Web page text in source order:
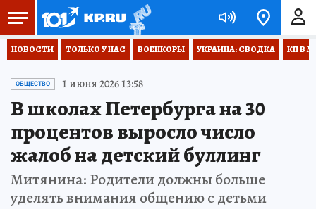
НОВОСТИ ТОЛЬКО У НАС ВОЕНКОРЫ УКРАИНА: СВОДКА КП В
ОБЩЕСТВО 1 июня 2026 13:58
В школах Петербурга на 30
процентов выросло число
жалоб на детский буллинг
Митянина: Родители должны больше
уделять внимания общению с детьми